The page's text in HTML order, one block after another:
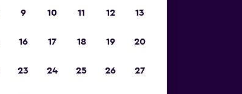
9 10 11 12 13
16 17 18 19 20
23 24 25 26 27